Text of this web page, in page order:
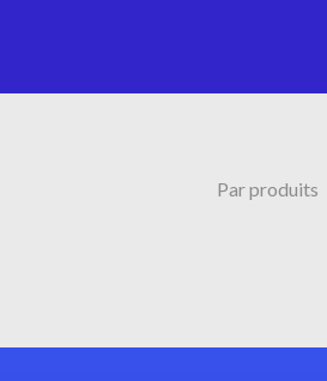
Par produits